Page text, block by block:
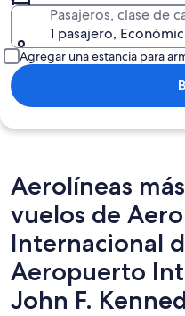
Pasajeros, clase de
1 pasajero,
Agregar una estancia para
Aerolíneas
vuelos de
Internacional
Aeropuerto
John F.